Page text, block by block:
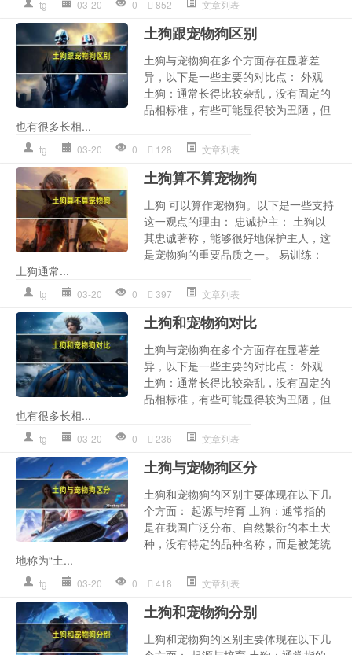
tg 03-20 0 852 文章列表
土狗跟宠物狗区别
土狗与宠物狗在多个方面存在显著差
异，以下是一些主要的对比点： 外观
土狗：通常长得比较杂乱，没有固定的
品相标准，有些可能显得较为丑陋，但
也有很多长相...
tg 03-20 0 128 文章列表
土狗算不算宠物狗
土狗 可以算作宠物狗。以下是一些支持
这一观点的理由： 忠诚护主： 土狗以
其忠诚著称，能够很好地保护主人，这
是宠物狗的重要品质之一。 易训练：
土狗通常...
tg 03-20 0 397 文章列表
土狗和宠物狗对比
土狗与宠物狗在多个方面存在显著差
异，以下是一些主要的对比点： 外观
土狗：通常长得比较杂乱，没有固定的
品相标准，有些可能显得较为丑陋，但
也有很多长相...
tg 03-20 0 236 文章列表
土狗与宠物狗区分
土狗和宠物狗的区别主要体现在以下几
个方面： 起源与培育 土狗：通常指的
是在我国广泛分布、自然繁衍的本土犬
种，没有特定的品种名称，而是被笼统
地称为“土...
tg 03-20 0 418 文章列表
土狗和宠物狗分别
土狗和宠物狗的区别主要体现在以下几